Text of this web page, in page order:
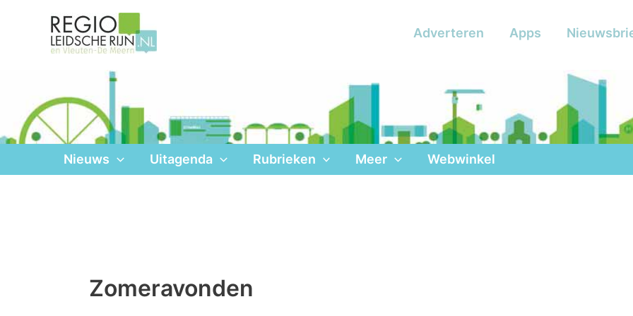
Adverteren Apps
Nieuws Uitagenda Rubrieken Meer Webwinkel
Zomeravonden